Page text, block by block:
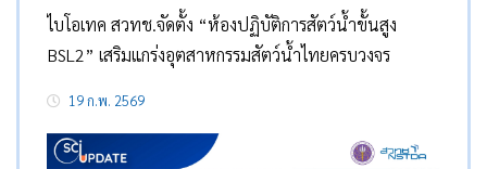
ไบโอเทค สวทช.จัดตั้ง “ห้องปฏิบัติการสัตว์น้ำขั้นสูง
BSL2” เสริมแกร่งอุตสาหกรรมสัตว์น้ำไทยครบวงจร
19 ก.พ. 2569